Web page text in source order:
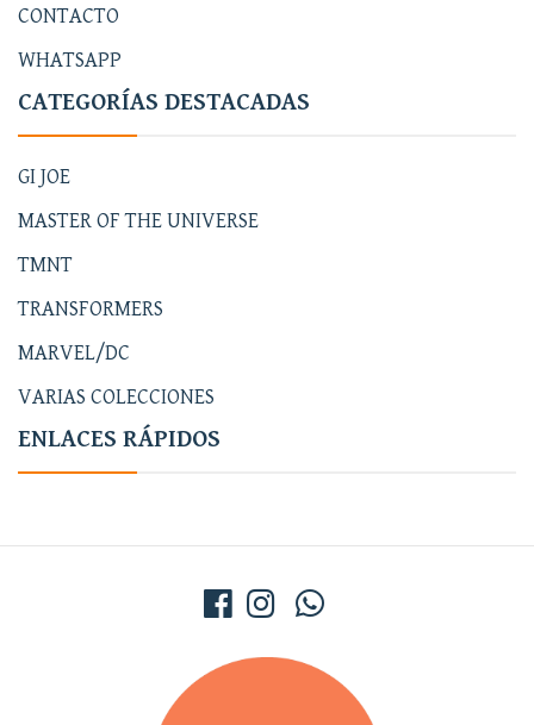
CONTACTO
WHATSAPP
CATEGORÍAS DESTACADAS
GI JOE
MASTER OF THE UNIVERSE
TMNT
TRANSFORMERS
MARVEL/DC
VARIAS COLECCIONES
ENLACES RÁPIDOS